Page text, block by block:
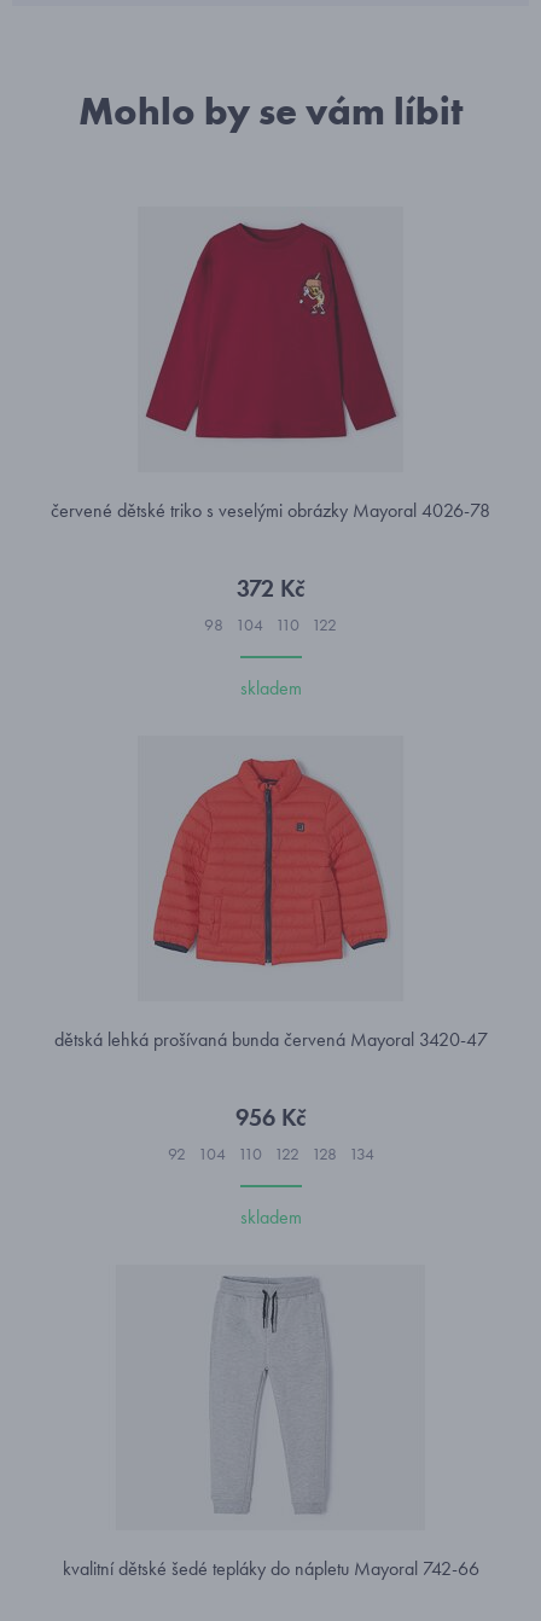
Mohlo by se vám líbit
červené dětské triko s veselými obrázky Mayoral 4026-78
372 Kč
98 104 110 122
skladem
dětská lehká prošívaná bunda červená Mayoral 3420-47
956 Kč
92 104 110 122 128 134
skladem
kvalitní dětské šedé tepláky do nápletu Mayoral 742-66